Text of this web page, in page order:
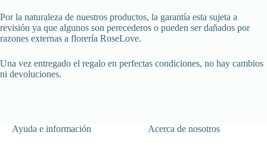
Por la naturaleza de nuestros productos, la garantía esta sujeta a
revisión ya que algunos son perecederos o pueden ser dañados por
razones externas a florería RoseLove.
Una vez entregado el regalo en perfectas condiciones, no hay cambios
ni devoluciones.
Ayuda e información Acerca de nosotros